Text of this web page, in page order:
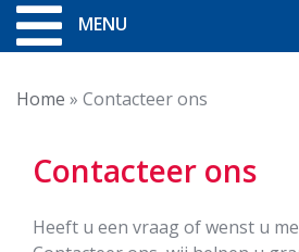
MENU
Home » Contacteer ons
Contacteer ons
Heeft u een vraag of wenst u